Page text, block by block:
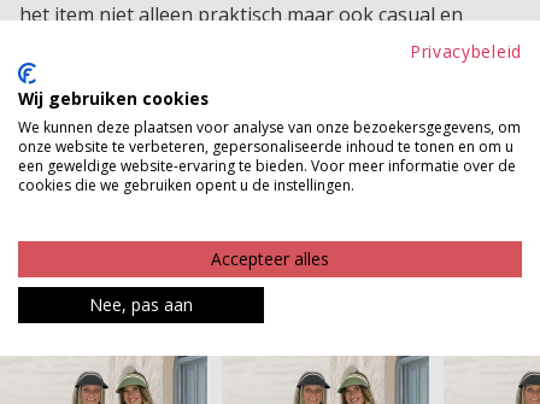
het item niet alleen praktisch maar ook casual en
stijlvol. De subtiele plooitjes aan de voorkant geven
een speelse en vrouwelijke touch. Ideaal voor een
dagje strand, een citytrip of gewoon relaxed thuis in
zomerse sfeer.
Product kenmerken
MAAK JE LOOK COMPLEET
Privacybeleid
Wij gebruiken cookies
We kunnen deze plaatsen voor analyse van onze bezoekersgegevens, om
onze website te verbeteren, gepersonaliseerde inhoud te tonen en om u
een geweldige website-ervaring te bieden. Voor meer informatie over de
cookies die we gebruiken opent u de instellingen.
Accepteer alles
Nee, pas aan